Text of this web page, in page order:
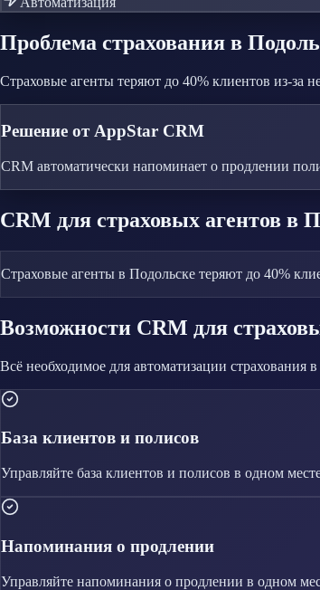
Проблема страхования в
Страховые агенты теряют до 40% клиентов из-за
Решение от AppStar CRM
CRM автоматически напоминает о продлении
CRM для страховых агентов в
Страховые агенты в Подольске теряют до 40%
Возможности CRM для
Всё необходимое для автоматизации страхования в
База клиентов и полисов
Управляйте база клиентов и полисов в одном
Напоминания о продлении
Управляйте напоминания о продлении в одном